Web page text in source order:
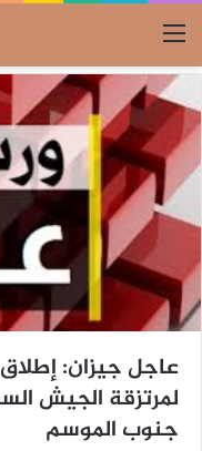
القائمة
لمرتزقة الجيش
جنوب الموسم